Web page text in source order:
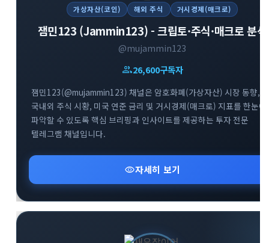
가상자산(코인) 해외 주식 거시경제(매크로)
잼민123 (Jammin123) - 크립토·주식·매크로 분석
@mujammin123
group26,600구독자
잼민123(@mujammin123) 채널은 암호화폐(가상자산) 시장 동향,
국내외 주식 시황, 미국 연준 금리 및 거시경제(매크로) 지표를 한눈에
파악할 수 있도록 핵심 브리핑과 인사이트를 제공하는 투자 전문
텔레그램 채널입니다.
visibility자세히 보기